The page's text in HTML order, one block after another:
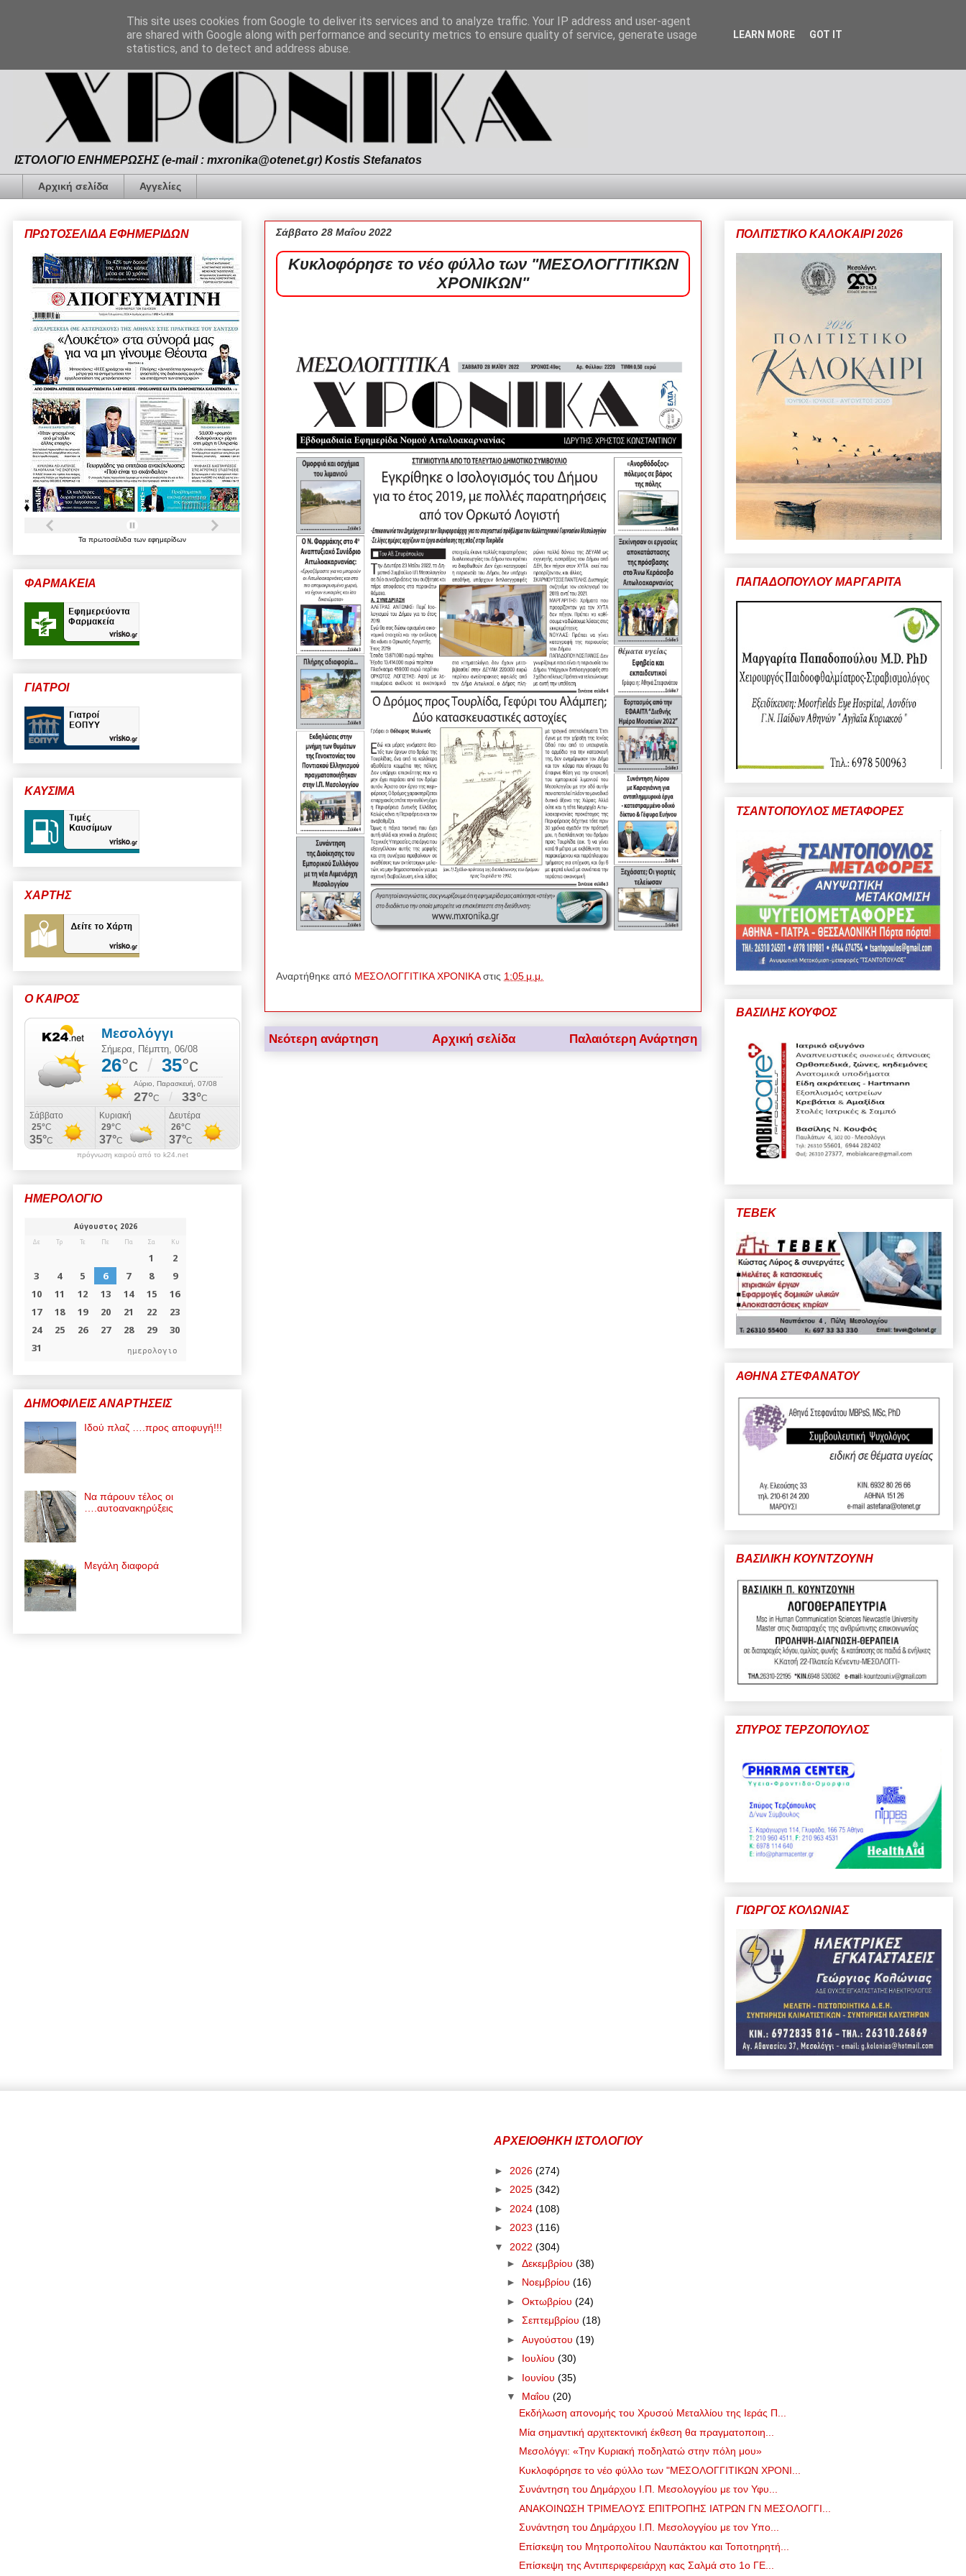
ΙΣΤΟΛΟΓΙΟ ΕΝΗΜΕΡΩΣΗΣ (e-mail : mxronika@otenet.gr) Kostis Stefanatos
Αρχική σελίδα Αγγελίες
Σάββατο 28 Μαΐου 2022
Κυκλοφόρησε το νέο φύλλο των "ΜΕΣΟΛΟΓΓΙΤΙΚΩΝ
ΧΡΟΝΙΚΩΝ"
Αναρτήθηκε από ΜΕΣΟΛΟΓΓΙΤΙΚΑ ΧΡΟΝΙΚΑ στις 1:05 μ.μ.
Νεότερη ανάρτηση Παλαιότερη Ανάρτηση
Αρχική σελίδα
ΠΡΩΤΟΣΕΛΙΔΑ ΕΦΗΜΕΡΙΔΩΝ
Τα πρωτοσέλιδα των εφημερίδων
ΦΑΡΜΑΚΕΙΑ
ΓΙΑΤΡΟΙ
ΚΑΥΣΙΜΑ
ΧΑΡΤΗΣ
Ο ΚΑΙΡΟΣ
πρόγνωση καιρού από το k24.net
ΗΜΕΡΟΛΟΓΙΟ
ημερολογιο
ΔΗΜΟΦΙΛΕΙΣ ΑΝΑΡΤΗΣΕΙΣ
Ιδού πλαζ ….προς αποφυγή!!!
Να πάρουν τέλος οι
….αυτοανακηρύξεις
Μεγάλη διαφορά
ΠΟΛΙΤΙΣΤΙΚΟ ΚΑΛΟΚΑΙΡΙ 2026
ΠΑΠΑΔΟΠΟΥΛΟΥ ΜΑΡΓΑΡΙΤΑ
ΤΣΑΝΤΟΠΟΥΛΟΣ ΜΕΤΑΦΟΡΕΣ
ΒΑΣΙΛΗΣ ΚΟΥΦΟΣ
ΤΕΒΕΚ
ΑΘΗΝΑ ΣΤΕΦΑΝΑΤΟΥ
ΒΑΣΙΛΙΚΗ ΚΟΥΝΤΖΟΥΝΗ
ΣΠΥΡΟΣ ΤΕΡΖΟΠΟΥΛΟΣ
ΓΙΩΡΓΟΣ ΚΟΛΩΝΙΑΣ
ΑΡΧΕΙΟΘΗΚΗ ΙΣΤΟΛΟΓΙΟΥ
► 2026 (274)
► 2025 (342)
► 2024 (108)
► 2023 (116)
▼ 2022 (304)
► Δεκεμβρίου (38)
► Νοεμβρίου (16)
► Οκτωβρίου (24)
► Σεπτεμβρίου (18)
► Αυγούστου (19)
► Ιουλίου (30)
► Ιουνίου (35)
▼ Μαΐου (20)
Εκδήλωση απονομής του Χρυσού Μεταλλίου της Ιεράς Π...
Μία σημαντική αρχιτεκτονική έκθεση θα πραγματοποιη...
Μεσολόγγι: «Την Κυριακή ποδηλατώ στην πόλη μου»
Κυκλοφόρησε το νέο φύλλο των "ΜΕΣΟΛΟΓΓΙΤΙΚΩΝ ΧΡΟΝΙ...
Συνάντηση του Δημάρχου Ι.Π. Μεσολογγίου με τον Υφυ...
ΑΝΑΚΟΙΝΩΣΗ ΤΡΙΜΕΛΟΥΣ ΕΠΙΤΡΟΠΗΣ ΙΑΤΡΩΝ ΓΝ ΜΕΣΟΛΟΓΓΙ...
Συνάντηση του Δημάρχου Ι.Π. Μεσολογγίου με τον Υπο...
Επίσκεψη του Μητροπολίτου Ναυπάκτου και Τοποτηρητή...
Επίσκεψη της Αντιπεριφερειάρχη κας Σαλμά στο 1ο ΓΕ...
This site uses cookies from Google to deliver its services and to analyze traffic. Your IP address and user-agent
are shared with Google along with performance and security metrics to ensure quality of service, generate usage
statistics, and to detect and address abuse.
LEARN MORE GOT IT